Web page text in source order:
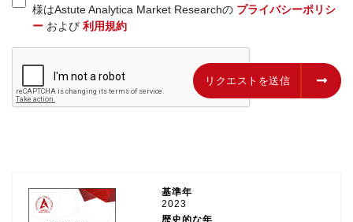
様はAstute Analytica Market Researchの プライバシーポリシ
ーおよび 利用規約
リクエストを送信 リクエストを送信
基準年
2023
歴史的な年